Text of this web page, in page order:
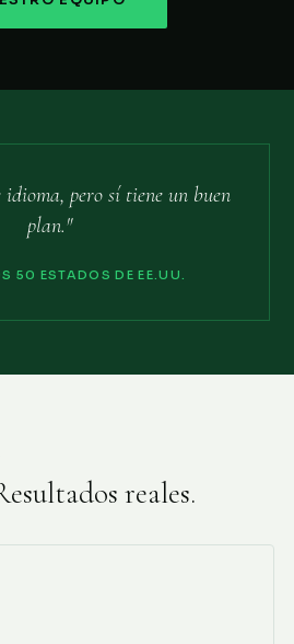
pero sí tiene un buen
plan."
50 ESTADOS DE EE.UU.
reales.